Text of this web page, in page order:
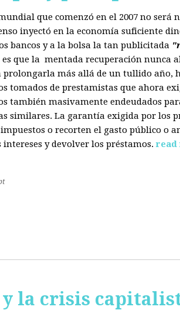
que comenzó en el 2007 no
inyectó en la economía suficiente
bancos y a la bolsa la tan publicitada
que la mentada recuperación nunca
más allá de un tullido año,
tomados de prestamistas que ahora
también masivamente endeudados
similares. La garantía exigida por los
o recorten el gasto público o
y devolver los préstamos. read
y la crisis